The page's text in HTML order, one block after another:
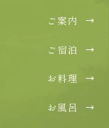
ご案内
ご宿泊
お料理
お風呂